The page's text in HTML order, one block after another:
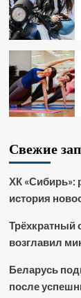
Свежие
ХК «Сибирь»:
история
Трёхкратный
возглавил
Беларусь
после